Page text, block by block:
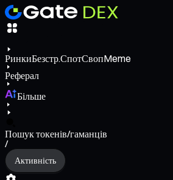
РинкиБезстр.СпотСвопMeme
Реферал
Більше
Пошук токенів/гаманців
/
Активність